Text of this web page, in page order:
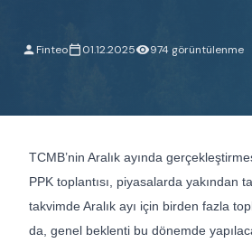
Finteo 01.12.2025 974 görüntülenme
TCMB’nin Aralık ayında
PPK toplantısı, piyasalarda yakından
takvimde Aralık ayı için birden fazla
da, genel beklenti bu dönemde